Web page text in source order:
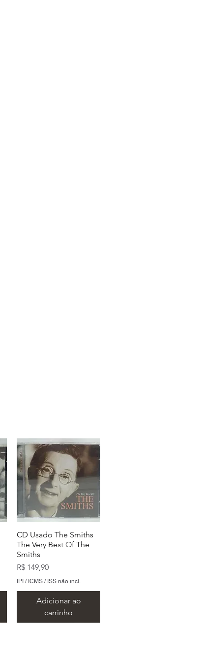
CD Usado The Smiths
The Very Best Of The
Smiths
Preço
R$ 149,90
IPI / ICMS / ISS não incl.
Adicionar ao
carrinho